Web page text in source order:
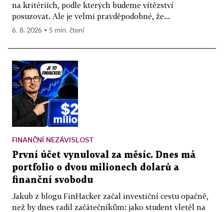
na kritériích, podle kterých budeme vítězství
posuzovat. Ale je velmi pravděpodobné, že...
6. 8. 2026 ▪ 5 min. čtení
FINANČNÍ NEZÁVISLOST
První účet vynuloval za měsíc. Dnes má
portfolio o dvou milionech dolarů a
finanční svobodu
Jakub z blogu FinHacker začal investiční cestu opačně,
než by dnes radil začátečníkům: jako student vletěl na